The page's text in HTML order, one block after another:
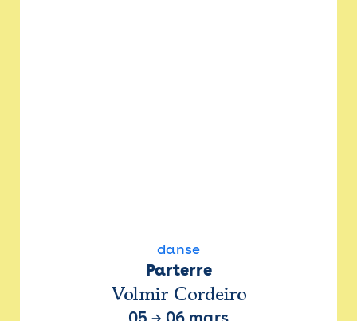
danse
Parterre
Volmir Cordeiro